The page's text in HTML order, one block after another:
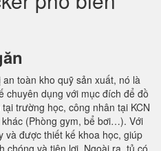
toàn kho quỹ sản xuất, nó là
chuyên dụng với mục đích để đồ
trường học, công nhân tại KCN
(Phòng gym, bể bơi…). Với
và được thiết kế khoa học, giúp
chóng và tiện lợi. Ngoài ra, tủ có